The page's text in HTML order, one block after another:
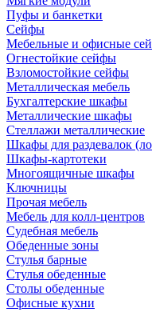
Пуфы и банкетки
Сейфы
Мебельные и офисные
Огнестойкие сейфы
Взломостойкие сейфы
Металлическая мебель
Бухгалтерские шкафы
Металлические шкафы
Стеллажи металлические
Шкафы для раздевалок
Шкафы-картотеки
Многоящичные шкафы
Ключницы
Прочая мебель
Мебель для колл-центров
Судебная мебель
Обеденные зоны
Стулья барные
Стулья обеденные
Столы обеденные
Офисные кухни